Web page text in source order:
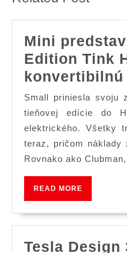
Mini
Edition Tink
konvertibilnú
Small priniesla svoju
tieňovej edície do
elektrického. Všetky
teraz, pričom náklady
Rovnako ako
READ MORE
Tesla Design